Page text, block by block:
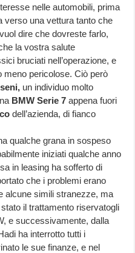
nelle automobili, prima
verso una vettura tanto che
dire che dovreste farlo,
la vostra salute
bruciati nell’operazione, e
meno pericolose. Ciò però
un individuo molto
BMW Serie 7 appena fuori
dell’azienda, di fianco
qualche grana in sospeso
iniziati qualche anno
in leasing ha sofferto di
che i problemi erano
alcune simili stranezze, ma
il trattamento riservatogli
e successivamente, dalla
ha interrotto tutti i
le sue finanze, e nel